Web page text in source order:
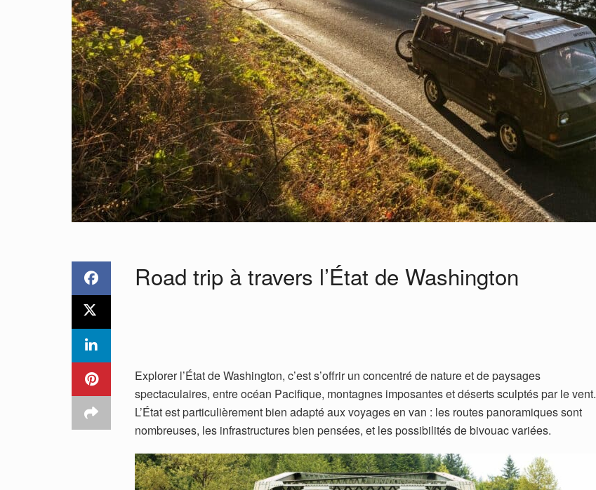
Road trip à travers l’État de Washington
Explorer l’État de Washington, c’est s’offrir un concentré de nature et de paysages
spectaculaires, entre océan Pacifique, montagnes imposantes et déserts sculptés par le vent.
L’État est particulièrement bien adapté aux voyages en van : les routes panoramiques sont
nombreuses, les infrastructures bien pensées, et les possibilités de bivouac variées.